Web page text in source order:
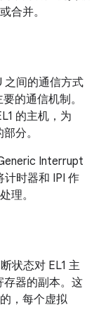
合并。
之间的通信方式
的通信机制。
的主机，为
分。
Interrupt
时器和 IPI 作
理。
状态对 EL1 主
存器的副本。这
，每个虚拟